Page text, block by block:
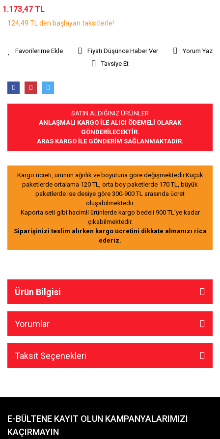
1.173,47 TL
124,49 TL den başlayan taksitlerle!
Fiyatı Düşünce Haber Ver
Yorum Yaz
Tavsiye Et
SATIN ALDIĞINIZ ÜRÜNLER
ANLAŞMALI KARGO İLE ALICI ÖDEMELİ OLARAK
GÖNDERİLECEKTİR.
ARAS KARGO İLE GÖNDERİM SAĞLANMAKTADIR.
Kargo ücreti, ürünün ağırlık ve boyutuna göre değişmektedir.Küçük
paketlerde ortalama 120 TL, orta boy paketlerde 170 TL, büyük
paketlerde ise desiye göre 300-900 TL arasında ücret
oluşabilmektedir.
Kaporta seti gibi hacimli ürünlerde kargo bedeli 900 TL’ye kadar
çıkabilmektedir.
Siparişinizi teslim alırken kargo ücretini dikkate almanızı rica
ederiz.
Ürün Bilgisi
Yorumlar
Taksit Seçenekleri
E-BÜLTENE KAYIT OLUN KAMPANYALARIMIZI
KAÇIRMAYIN